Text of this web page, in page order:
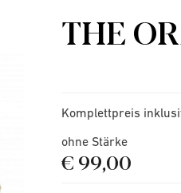
THE
Komplettpreis
ohne Stärke
€ 99,00